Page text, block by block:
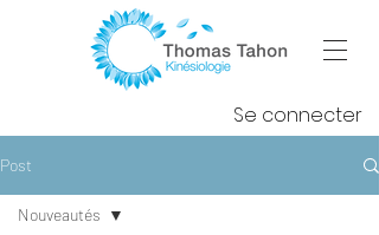
Se connecter
Post
Nouveautés